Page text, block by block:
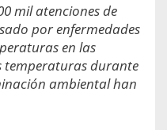
mil atenciones de
por enfermedades
en las
temperaturas durante
ambiental han